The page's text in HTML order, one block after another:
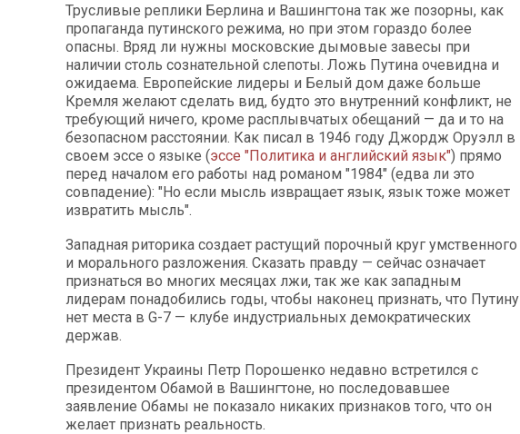
Трусливые реплики Берлина и Вашингтона так же позорны, как
пропаганда путинского режима, но при этом гораздо более
опасны. Вряд ли нужны московские дымовые завесы при
наличии столь сознательной слепоты. Ложь Путина очевидна и
ожидаема. Европейские лидеры и Белый дом даже больше
Кремля желают сделать вид, будто это внутренний конфликт, не
требующий ничего, кроме расплывчатых обещаний — да и то на
безопасном расстоянии. Как писал в 1946 году Джордж Оруэлл в
своем эссе о языке (эссе "Политика и английский язык") прямо
перед началом его работы над романом "1984" (едва ли это
совпадение): "Но если мысль извращает язык, язык тоже может
извратить мысль".
Западная риторика создает растущий порочный круг умственного
и морального разложения. Сказать правду — сейчас означает
признаться во многих месяцах лжи, так же как западным
лидерам понадобились годы, чтобы наконец признать, что Путину
нет места в G-7 — клубе индустриальных демократических
держав.
Президент Украины Петр Порошенко недавно встретился с
президентом Обамой в Вашингтоне, но последовавшее
заявление Обамы не показало никаких признаков того, что он
желает признать реальность.